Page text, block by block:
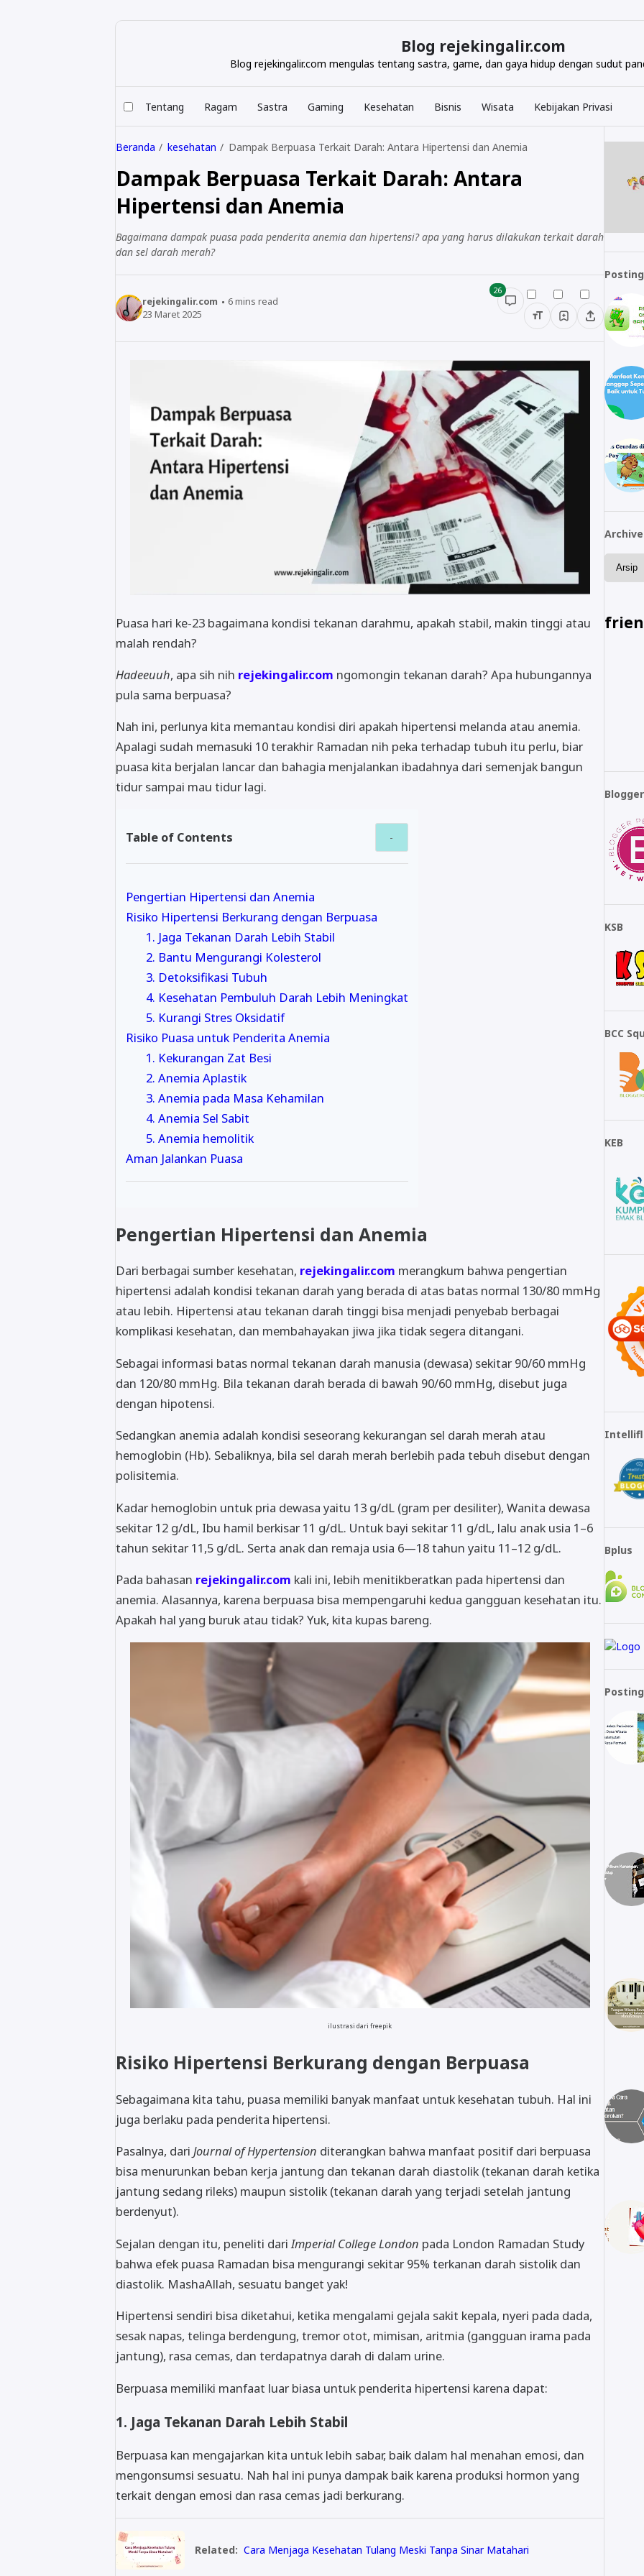
Blog rejekingalir.com
Blog rejekingalir.com mengulas tentang sastra, game, dan gaya hidup dengan sudut
Tentang Ragam Sastra Gaming Kesehatan Bisnis Wisata Kebijakan Privasi
Beranda kesehatan Dampak Berpuasa Terkait Darah: Antara Hipertensi dan Anemia
Dampak Berpuasa Terkait Darah: Antara
Hipertensi dan Anemia
Bagaimana dampak puasa pada penderita anemia dan hipertensi? apa yang harus dilakukan terkait darah
dan sel darah merah?
rejekingalir.com 6mins read
23 Maret 2025
26
Puasa hari ke-23 bagaimana kondisi tekanan darahmu, apakah stabil, makin tinggi atau
malah rendah?
Hadeeuuh, apa sih nih rejekingalir.com ngomongin tekanan darah? Apa hubungannya
pula sama berpuasa?
Nah ini, perlunya kita memantau kondisi diri apakah hipertensi melanda atau anemia.
Apalagi sudah memasuki 10 terakhir Ramadan nih peka terhadap tubuh itu perlu, biar
puasa kita berjalan lancar dan bahagia menjalankan ibadahnya dari semenjak bangun
tidur sampai mau tidur lagi.
Table of Contents
Pengertian Hipertensi dan Anemia
Risiko Hipertensi Berkurang dengan Berpuasa
1. Jaga Tekanan Darah Lebih Stabil
2. Bantu Mengurangi Kolesterol
3. Detoksifikasi Tubuh
4. Kesehatan Pembuluh Darah Lebih Meningkat
5. Kurangi Stres Oksidatif
Risiko Puasa untuk Penderita Anemia
1. Kekurangan Zat Besi
2. Anemia Aplastik
3. Anemia pada Masa Kehamilan
4. Anemia Sel Sabit
5. Anemia hemolitik
Aman Jalankan Puasa
Pengertian Hipertensi dan Anemia
Dari berbagai sumber kesehatan, rejekingalir.com merangkum bahwa pengertian
hipertensi adalah kondisi tekanan darah yang berada di atas batas normal 130/80 mmHg
atau lebih. Hipertensi atau tekanan darah tinggi bisa menjadi penyebab berbagai
komplikasi kesehatan, dan membahayakan jiwa jika tidak segera ditangani.
Sebagai informasi batas normal tekanan darah manusia (dewasa) sekitar 90/60 mmHg
dan 120/80 mmHg. Bila tekanan darah berada di bawah 90/60 mmHg, disebut juga
dengan hipotensi.
Sedangkan anemia adalah kondisi seseorang kekurangan sel darah merah atau
hemoglobin (Hb). Sebaliknya, bila sel darah merah berlebih pada tebuh disebut dengan
polisitemia.
Kadar hemoglobin untuk pria dewasa yaitu 13 g/dL (gram per desiliter), Wanita dewasa
sekitar 12 g/dL, Ibu hamil berkisar 11 g/dL. Untuk bayi sekitar 11 g/dL, lalu anak usia 1–6
tahun sekitar 11,5 g/dL. Serta anak dan remaja usia 6—18 tahun yaitu 11–12 g/dL.
Pada bahasan rejekingalir.com kali ini, lebih menitikberatkan pada hipertensi dan
anemia. Alasannya, karena berpuasa bisa mempengaruhi kedua gangguan kesehatan itu.
Apakah hal yang buruk atau tidak? Yuk, kita kupas bareng.
ilustrasi dari freepik
Risiko Hipertensi Berkurang dengan Berpuasa
Sebagaimana kita tahu, puasa memiliki banyak manfaat untuk kesehatan tubuh. Hal ini
juga berlaku pada penderita hipertensi.
Pasalnya, dari Journal of Hypertension diterangkan bahwa manfaat positif dari berpuasa
bisa menurunkan beban kerja jantung dan tekanan darah diastolik (tekanan darah ketika
jantung sedang rileks) maupun sistolik (tekanan darah yang terjadi setelah jantung
berdenyut).
Sejalan dengan itu, peneliti dariImperial College London pada London Ramadan Study
bahwa efek puasa Ramadan bisa mengurangi sekitar 95% terkanan darah sistolik dan
diastolik. MashaAllah, sesuatu banget yak!
Hipertensi sendiri bisa diketahui, ketika mengalami gejala sakit kepala, nyeri pada dada,
sesak napas, telinga berdengung, tremor otot, mimisan, aritmia (gangguan irama pada
jantung), rasa cemas, dan terdapatnya darah di dalam urine.
Berpuasa memiliki manfaat luar biasa untuk penderita hipertensi karena dapat:
1. Jaga Tekanan Darah Lebih Stabil
Berpuasa kan mengajarkan kita untuk lebih sabar, baik dalam hal menahan emosi, dan
mengonsumsi sesuatu. Nah hal ini punya dampak baik karena produksi hormon yang
terkait dengan emosi dan rasa cemas jadi berkurang.
Related: Cara Menjaga Kesehatan Tulang Meski Tanpa Sinar Matahari
Archive
KSB
BCC
KEB
Bplus